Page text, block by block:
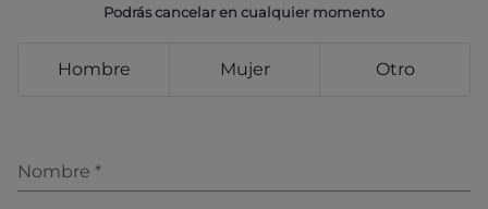
Podrás cancelar en cualquier momento
Hombre Mujer Otro
Nombre *